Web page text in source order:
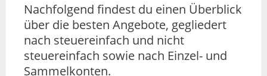
Nachfolgend findest du einen Überblick
über die besten Angebote, gegliedert
nach steuereinfach und nicht
steuereinfach sowie nach Einzel- und
Sammelkonten.